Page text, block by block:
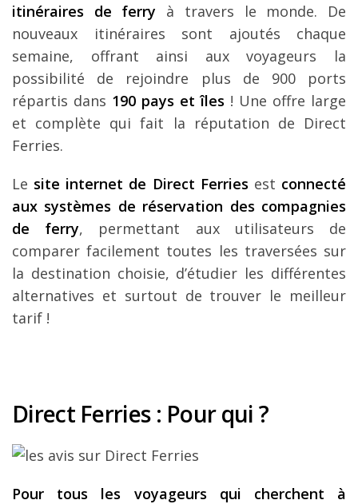
itinéraires de ferry à travers le monde. De
nouveaux itinéraires sont ajoutés chaque
semaine, offrant ainsi aux voyageurs la
possibilité de rejoindre plus de 900 ports
répartis dans 190 pays et îles ! Une offre large
et complète qui fait la réputation de Direct
Ferries.
Le site internet de Direct Ferries est connecté
aux systèmes de réservation des compagnies
de ferry, permettant aux utilisateurs de
comparer facilement toutes les traversées sur
la destination choisie, d’étudier les différentes
alternatives et surtout de trouver le meilleur
tarif !
Direct Ferries : Pour qui ?
Pour tous les voyageurs qui cherchent à